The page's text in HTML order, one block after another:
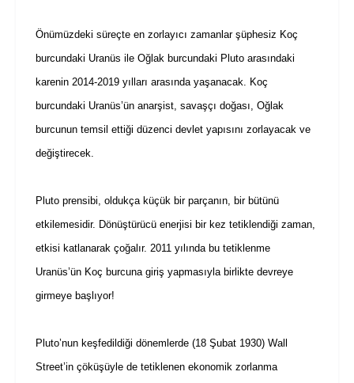
Önümüzdeki süreçte en zorlayıcı zamanlar şüphesiz Koç
burcundaki Uranüs ile Oğlak burcundaki Pluto arasındaki
karenin 2014-2019 yılları arasında yaşanacak. Koç
burcundaki Uranüs’ün anarşist, savaşçı doğası, Oğlak
burcunun temsil ettiği düzenci devlet yapısını zorlayacak ve
değiştirecek.
Pluto prensibi, oldukça küçük bir parçanın, bir bütünü
etkilemesidir. Dönüştürücü enerjisi bir kez tetiklendiği zaman,
etkisi katlanarak çoğalır. 2011 yılında bu tetiklenme
Uranüs’ün Koç burcuna giriş yapmasıyla birlikte devreye
girmeye başlıyor!
Pluto’nun keşfedildiği dönemlerde (18 Şubat 1930) Wall
Street’in çöküşüyle de tetiklenen ekonomik zorlanma